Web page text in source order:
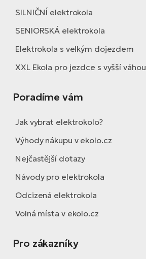
SILNIČNÍ elektrokola
SENIORSKÁ elektrokola
Elektrokola s velkým dojezdem
XXL Ekola pro jezdce s vyšší váhou
Poradíme vám
Jak vybrat elektrokolo?
Výhody nákupu v ekolo.cz
Nejčastější dotazy
Návody pro elektrokola
Odcizená elektrokola
Volná místa v ekolo.cz
Pro zákazníky